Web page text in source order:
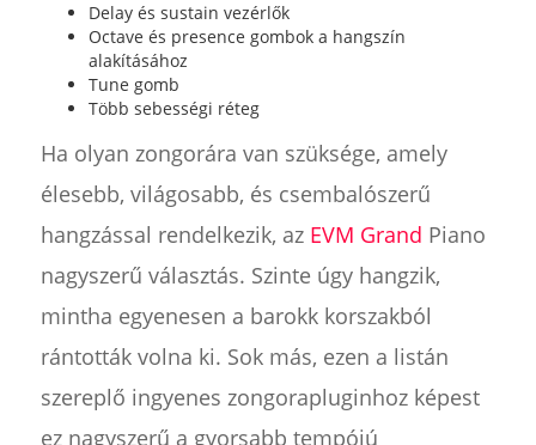
Delay és sustain vezérlők
Octave és presence gombok a hangszín
alakításához
Tune gomb
Több sebességi réteg
Ha olyan zongorára van szüksége, amely
élesebb, világosabb, és csembalószerű
hangzással rendelkezik, az EVM Grand Piano
nagyszerű választás. Szinte úgy hangzik,
mintha egyenesen a barokk korszakból
rántották volna ki. Sok más, ezen a listán
szereplő ingyenes zongorapluginhoz képest
ez nagyszerű a gyorsabb tempójú